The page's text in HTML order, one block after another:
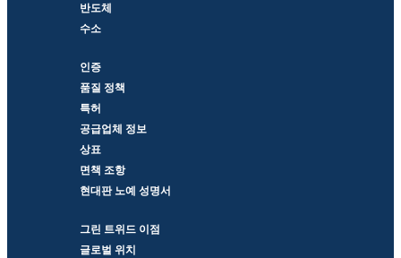
반도체
수소
인증
품질 정책
특허
공급업체 정보
상표
면책 조항
현대판 노예 성명서
그린 트위드 이점
글로벌 위치